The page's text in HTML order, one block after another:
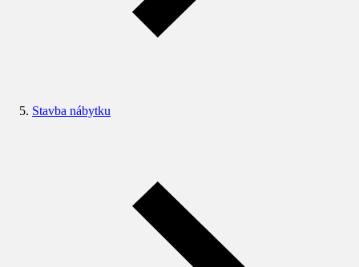
Stavba nábytku